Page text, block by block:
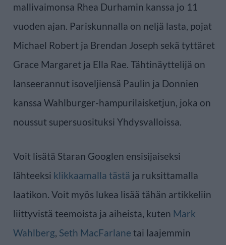
mallivaimonsa Rhea Durhamin kanssa jo 11
vuoden ajan. Pariskunnalla on neljä lasta, pojat
Michael Robert ja Brendan Joseph sekä tyttäret
Grace Margaret ja Ella Rae. Tähtinäyttelijä on
lanseerannut isoveljiensä Paulin ja Donnien
kanssa Wahlburger-hampurilaisketjun, joka on
noussut supersuosituksi Yhdysvalloissa.
Voit lisätä Staran Googlen ensisijaiseksi
lähteeksi klikkaamalla tästä ja ruksittamalla
laatikon. Voit myös lukea lisää tähän artikkeliin
liittyvistä teemoista ja aiheista, kuten Mark
Wahlberg, Seth MacFarlane tai laajemmin